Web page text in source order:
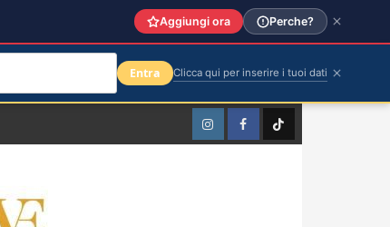
InstagramFacebookTikTok
Aggiungi ora Perche?
Entra Clicca qui per inserire i tuoi dati